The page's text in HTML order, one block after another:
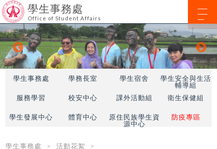
學生事務處
Office of Student Affairs
學生事務處 學務長室 學生宿舍
學生安全與生活
輔導組
服務學習
校安中心 課外活動組 衛生保健組
學生發展中心 體育中心
原住民族學生資
源中心
防疫專區
學生事務處 活動花絮